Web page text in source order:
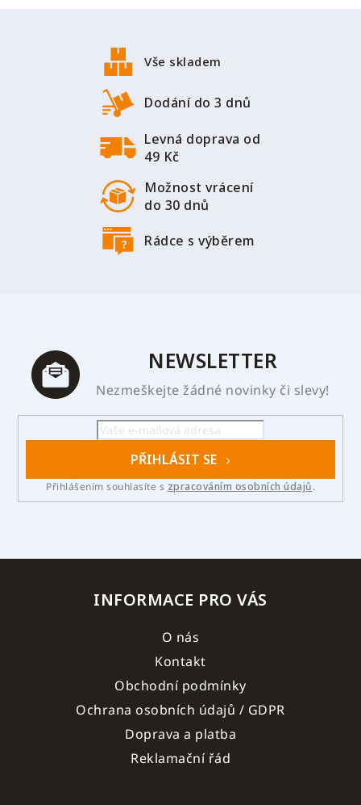
Vše skladem
Dodání do 3 dnů
Levná doprava od
49 Kč
Možnost vrácení
do 30 dnů
Rádce s výběrem
NEWSLETTER
Nezmeškejte žádné novinky či slevy!
PŘIHLÁSIT SE
Přihlášením souhlasíte s zpracováním osobních údajů.
INFORMACE PRO VÁS
O nás
Kontakt
Obchodní podmínky
Ochrana osobních údajů / GDPR
Doprava a platba
Reklamační řád